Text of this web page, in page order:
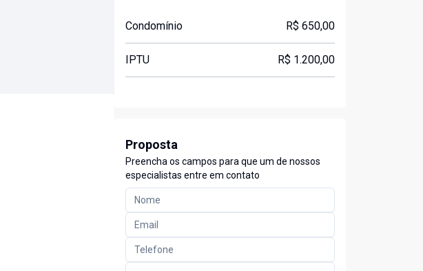
Condomínio R$ 650,00
IPTU R$ 1.200,00
Proposta
Preencha os campos para que um de nossos
especialistas entre em contato